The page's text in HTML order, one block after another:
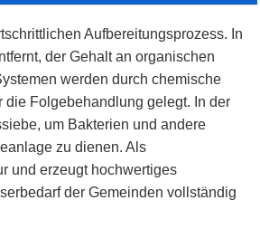
Aufbereitungsprozess. In
der Gehalt an organischen
werden durch chemische
Folgebehandlung gelegt. In der
um Bakterien und andere
zu dienen. Als
und erzeugt hochwertiges
der Gemeinden vollständig